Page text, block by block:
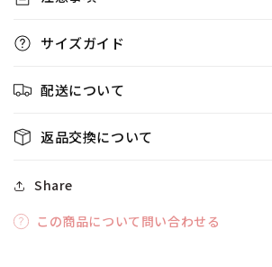
サイズガイド
配送について
返品交換について
Share
この商品について問い合わせる